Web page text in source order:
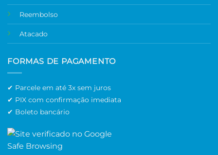
Reembolso
Atacado
FORMAS DE PAGAMENTO
✔ Parcele em até 3x sem juros
✔ PIX com confirmação imediata
✔ Boleto bancário